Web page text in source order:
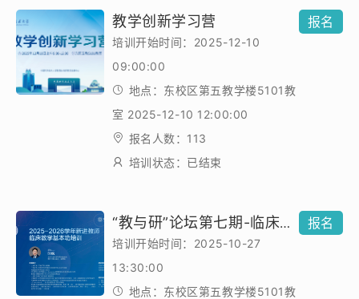
教学创新学习营
培训开始时间：2025-12-10
09:00:00
地点：东校区第五教学楼5101教
室 2025-12-10 12:00:00
报名人数：113
培训状态：已结束
报名
“教与研”论坛第七期-临床教学基本功培训
培训开始时间：2025-10-27
13:30:00
地点：东校区第五教学楼5101教
报名